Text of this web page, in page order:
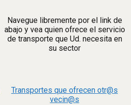
Navegue libremente por el link de
abajo y vea quien ofrece el servicio
de transporte que Ud. necesita en
su sector
Transportes que ofrecen otr@s
vecin@s